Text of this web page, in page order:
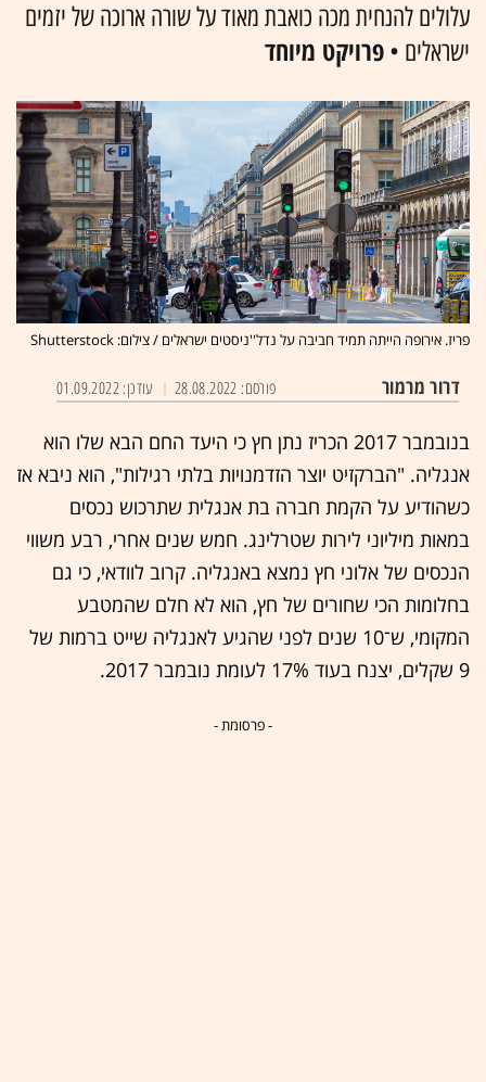
עלולים להנחית מכה כואבת מאוד על שורה ארוכה של יזמים
ישראלים • פרויקט מיוחד
פריז. אירופה הייתה תמיד חביבה על נדל''ניסטים ישראלים / צילום: Shutterstock
דרור מרמור עודכן: 01.09.2022 פורסם: 28.08.2022
בנובמבר 2017 הכריז נתן חץ כי היעד החם הבא שלו הוא
אנגליה. "הברקזיט יוצר הזדמנויות בלתי רגילות", הוא ניבא אז
כשהודיע על הקמת חברה בת אנגלית שתרכוש נכסים
במאות מיליוני לירות שטרלינג. חמש שנים אחרי, רבע משווי
הנכסים של אלוני חץ נמצא באנגליה. קרוב לוודאי, כי גם
בחלומות הכי שחורים של חץ, הוא לא חלם שהמטבע
המקומי, ש־10 שנים לפני שהגיע לאנגליה שייט ברמות של
9 שקלים, יצנח בעוד 17% לעומת נובמבר 2017.
- פרסומת -